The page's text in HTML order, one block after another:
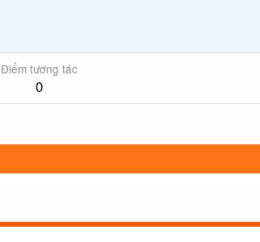
Điểm tương tác
0